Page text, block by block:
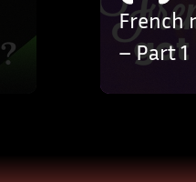
French
– Part 1